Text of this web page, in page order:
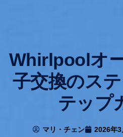
Whirlpoolオ
子交換のス
テップ
マリ・チェン 2026年3